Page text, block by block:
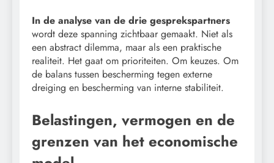
In de analyse van de drie gesprekspartners
wordt deze spanning zichtbaar gemaakt. Niet als
een abstract dilemma, maar als een praktische
realiteit. Het gaat om prioriteiten. Om keuzes. Om
de balans tussen bescherming tegen externe
dreiging en bescherming van interne stabiliteit.
Belastingen, vermogen en de
grenzen van het economische